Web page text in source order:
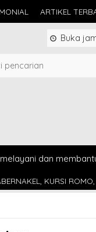
ARTIKEL
Buka
dan
BANGKU GEREJA